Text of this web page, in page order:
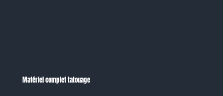
Matériel complet tatouage